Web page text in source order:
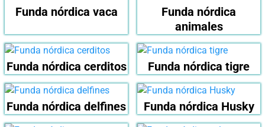
Funda nórdica vaca
Funda nórdica
animales
Funda nórdica cerditos Funda nórdica tigre
Funda nórdica delfines Funda nórdica Husky